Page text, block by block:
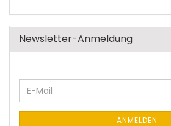
Newsletter-Anmeldung
WEITER
ZUR
NEWSLETTER-
E-
Mail
ANMELDEN